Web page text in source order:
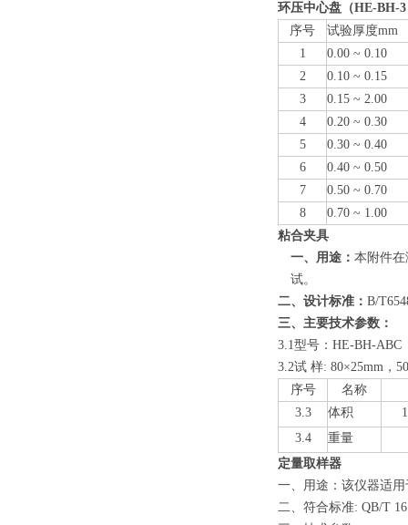
环压中心盘（HE-BH-
序号
试验厚度mm
1
0.00 ~ 0.10
2
0.10 ~ 0.15
3
0.15 ~ 2.00
4
0.20 ~ 0.30
5
0.30 ~ 0.40
6
0.40 ~ 0.50
7
0.50 ~ 0.70
8
0.70 ~ 1.00
粘合夹具
一、用途：本附件
试。
二、设计标准： B/
三、主要技术参数：
3.1型号：HE-BH-ABC
3.2试 样: 80×25mm，
序号
名称
3.3
体积
3.4
重量
定量取样器
一、用途：该仪器适
二、符合标准: QB/T